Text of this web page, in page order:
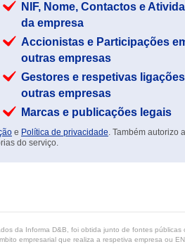
NIF, Nome, Contactos e
da empresa
Accionistas e Participações
outras empresas
Gestores e respetivas
outras empresas
Marcas e publicações legais
e Política de privacidade. Também autorizo a
do serviço.
da Informa D&B, foi obtida junto de fontes
empresarial que realiza a respetiva empresa ou